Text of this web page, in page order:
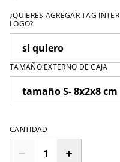
¿QUIERES AGREGAR TAG
LOGO?
TAMAÑO EXTERNO DE CAJA
CANTIDAD